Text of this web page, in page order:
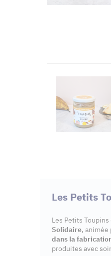
Les Petits
Les Petits Toupins
Solidaire, animée
dans la
produites avec